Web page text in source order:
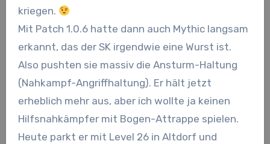
kriegen.
Mit Patch 1.0.6 hatte dann auch Mythic langsam
erkannt, das der SK irgendwie eine Wurst ist.
Also pushten sie massiv die Ansturm-Haltung
(Nahkampf-Angriffhaltung). Er hält jetzt
erheblich mehr aus, aber ich wollte ja keinen
Hilfsnahkämpfer mit Bogen-Attrappe spielen.
Heute parkt er mit Level 26 in Altdorf und